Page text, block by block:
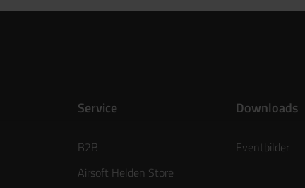
Service
B2B
Airsoft Helden Store
Downloads
Eventbilder